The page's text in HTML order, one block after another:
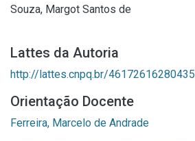
Souza, Margot Santos de
Lattes da Autoria
http://lattes.cnpq.br/
Orientação Docente
Ferreira, Marcelo de Andrade